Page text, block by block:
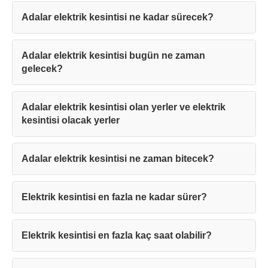
Adalar elektrik kesintisi ne kadar sürecek?
Adalar elektrik kesintisi bugün ne zaman
gelecek?
Adalar elektrik kesintisi olan yerler ve elektrik
kesintisi olacak yerler
Adalar elektrik kesintisi ne zaman bitecek?
Elektrik kesintisi en fazla ne kadar sürer?
Elektrik kesintisi en fazla kaç saat olabilir?
Teşekkürler!
Mesajınız başarıyla ulaştırıldı. En kısa